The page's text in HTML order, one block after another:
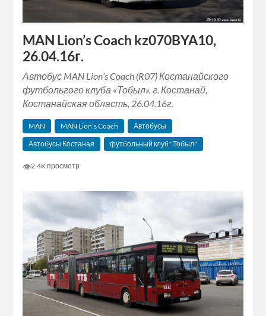
MAN Lion’s Coach kz070BYA10,
26.04.16г.
Автобус MAN Lion’s Coach (R07) Костанайского
футбольгого клуба «Тобыл», г. Костанай,
Костанайская область, 26.04.16г.
MAN MAN Lion’s Coach
Автобусы
Автобусы Костаная
футбольный клуб "Тобыл"
👁2.4K просмотр